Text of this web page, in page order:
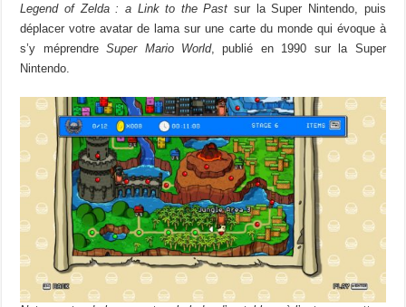
Legend of Zelda : a Link to the Past sur la Super Nintendo, puis
déplacer votre avatar de lama sur une carte du monde qui évoque à
s’y méprendreSuper Mario World, publié en 1990 sur la Super
Nintendo.